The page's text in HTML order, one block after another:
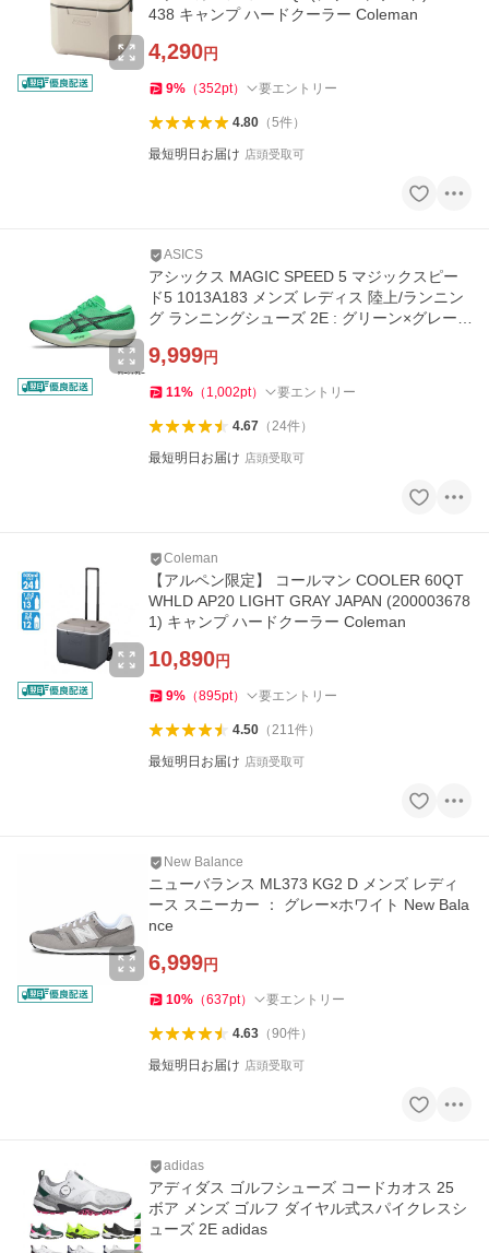
438 キャンプ ハードクーラー Coleman
4,290円
9% （352pt） 要エントリー
4.80（5件）
最短明日お届け 店頭受取可
ASICS
アシックス MAGIC SPEED 5 マジックスピー
ド5 1013A183 メンズ レディス 陸上/ランニン
グ ランニングシューズ 2E : グリーン×グレー a
9,999円
11% （ 1,002pt） 要エントリー
4.67（24件）
最短明日お届け 店頭受取可
Coleman
【アルペン限定】 コールマン COOLER 60QT
WHLD AP20 LIGHT GRAY JAPAN (200003678
1) キャンプ ハードクーラー Coleman
10,890円
9% （895pt） 要エントリー
4.50（211件）
最短明日お届け 店頭受取可
New Balance
ニューバランス ML373 KG2 D メンズ レディ
ース スニーカー ： グレー×ホワイト New Bala
nce
6,999円
10% （637pt） 要エントリー
4.63（90件）
最短明日お届け 店頭受取可
adidas
アディダス ゴルフシューズ コードカオス 25
ボア メンズ ゴルフ ダイヤル式スパイクレスシ
ューズ 2E adidas